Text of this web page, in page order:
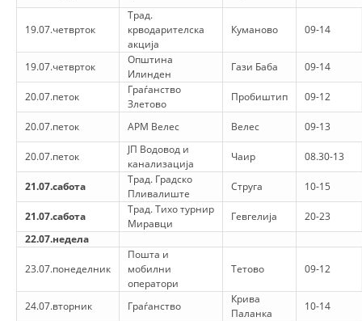
ФОРМУЛАРИ ЗА БАРАЊА
ЗДРАВСТВЕНО ПРЕВЕНТИВНА ДЕЈНОСТ
ПРВА ПОМОШ
КРВОДАРИТЕЛСТВО
ИНФОРМАЦИИ ЗА БОЛЕСТИ
МЕНАЏМЕНТ НА ВОЛОНТЕРИ
ЗА НАС
ДЕЈСТВУВАЊЕ
19.07.четврток
Трад.
крводарителска
акција
Куманово 09-14
19.07.четврток
Општина
Илинден
Гази Баба 09-14
20.07.петок
Граѓанство
Злетово
Пробиштип 09-12
20.07.петок АРМ Велес Велес 09-13
20.07.петок
ЈП Водовод и
канализација
Чаир 08.30-13
21.07.сабота
Трад. Градско
Пливалиште
Струга 10-15
21.07.сабота
Трад. Тихо турнир
Миравци
Гевгелија
20-23
22.07.недела
23.07.понеделник
Пошта и
мобилни
оператори
Тетово 09-12
24.07.вторник Граѓанство
Крива
Паланка
10-14